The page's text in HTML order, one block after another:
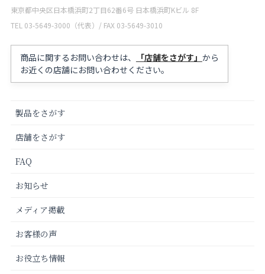
東京都中央区日本橋浜町2丁目62番6号 日本橋浜町Kビル 8F
TEL 03-5649-3000（代表）/ FAX 03-5649-3010
商品に関するお問い合わせは、 「店舗をさがす」 から
お近くの店舗にお問い合わせください。
製品をさがす
店舗をさがす
FAQ
お知らせ
メディア掲載
お客様の声
お役立ち情報